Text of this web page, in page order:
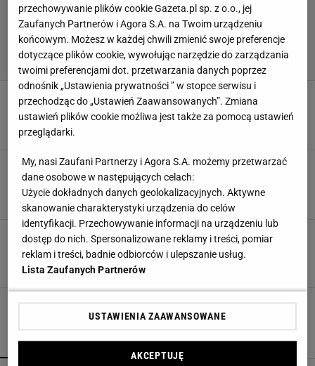
Jak urządzić salon zgodnie z zasadami feng
shui?
ARANŻACJA WNĘTRZ FENG SHUI
Harmonia i ład według zasad feng shui.
Wprowadź porządek do swoich wnętrz
FENG SHUI PORZĄDEK PROJEKTOWANIE WNĘTRZ
Jak urządzić mieszkanie zgodnie ze sztuką
feng shui?
ARANŻACJE DEKORACJE
POPULARNE NAJNOWSZE
przechowywanie plików cookie Gazeta.pl sp. z o.o., jej
Zaufanych Partnerów i Agora S.A. na Twoim urządzeniu
końcowym. Możesz w każdej chwili zmienić swoje preferencje
dotyczące plików cookie, wywołując narzędzie do zarządzania
twoimi preferencjami dot. przetwarzania danych poprzez
odnośnik „Ustawienia prywatności ” w stopce serwisu i
przechodząc do „Ustawień Zaawansowanych”. Zmiana
ustawień plików cookie możliwa jest także za pomocą ustawień
przeglądarki.
My, nasi Zaufani Partnerzy i Agora S.A. możemy przetwarzać
dane osobowe w następujących celach:
Użycie dokładnych danych geolokalizacyjnych. Aktywne
skanowanie charakterystyki urządzenia do celów
identyfikacji. Przechowywanie informacji na urządzeniu lub
dostęp do nich. Spersonalizowane reklamy i treści, pomiar
reklam i treści, badnie odbiorców i ulepszanie usług.
Lista Zaufanych Partnerów
USTAWIENIA ZAAWANSOWANE
AKCEPTUJĘ